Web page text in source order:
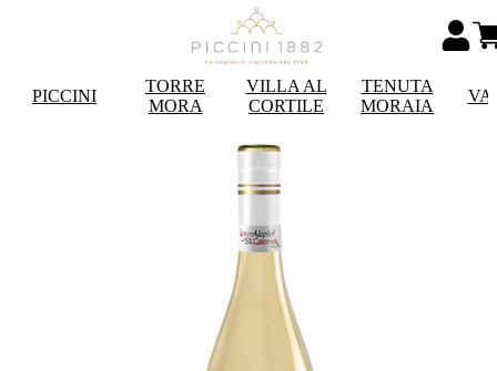
PICCINI
TORRE
MORA
VILLA AL
CORTILE
TENUTA
MORAIA